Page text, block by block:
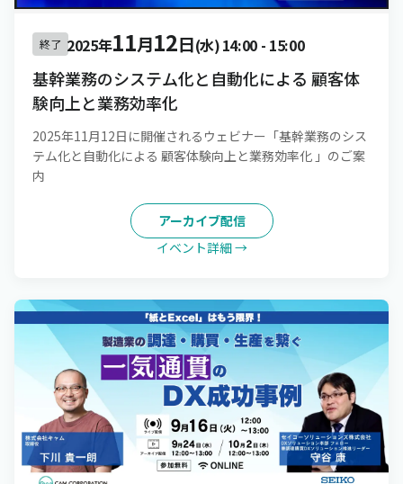
終了 2025年11月12日(水)14:00- 15:00
基幹業務のシステム化と自動化による 顧客体
験向上と業務効率化
2025年11月12日に開催されるウェビナー「基幹業務のシス
テム化と自動化による 顧客体験向上と業務効率化 」のご案
内
アーカイブ配信
イベント詳細 →